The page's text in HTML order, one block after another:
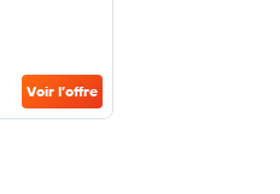
Voir l’offre